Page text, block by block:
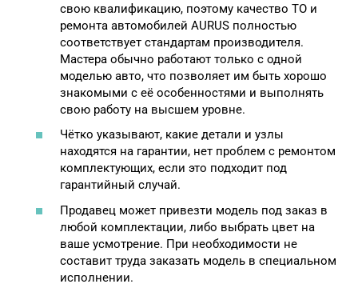
свою квалификацию, поэтому качество ТО и
ремонта автомобилей AURUS полностью
соответствует стандартам производителя.
Мастера обычно работают только с одной
моделью авто, что позволяет им быть хорошо
знакомыми с её особенностями и выполнять
свою работу на высшем уровне.
Чётко указывают, какие детали и узлы
находятся на гарантии, нет проблем с ремонтом
комплектующих, если это подходит под
гарантийный случай.
Продавец может привезти модель под заказ в
любой комплектации, либо выбрать цвет на
ваше усмотрение. При необходимости не
составит труда заказать модель в специальном
исполнении.